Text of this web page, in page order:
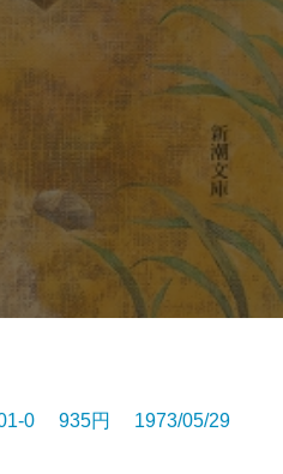
0 935円 1973/05/29